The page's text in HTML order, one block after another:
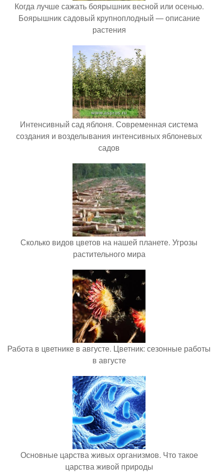
Когда лучше сажать боярышник весной или осенью.
Боярышник садовый крупноплодный — описание
растения
Интенсивный сад яблоня. Современная система
создания и возделывания интенсивных яблоневых
садов
Сколько видов цветов на нашей планете. Угрозы
растительного мира
Работа в цветнике в августе. Цветник: сезонные работы
в августе
Основные царства живых организмов. Что такое
царства живой природы